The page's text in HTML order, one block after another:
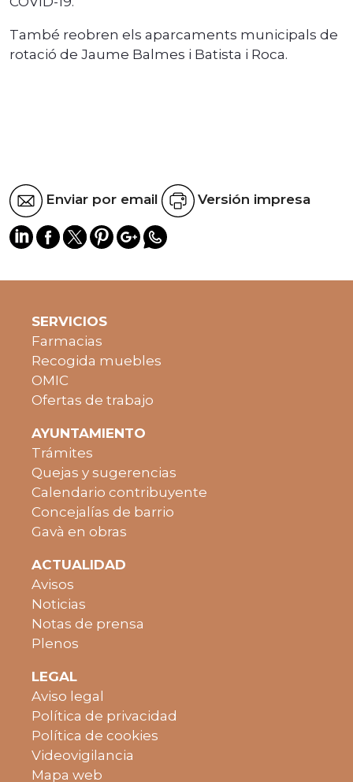
També reobren els aparcaments municipals de
rotació de Jaume Balmes i Batista i Roca.
Enviar por email Versión impresa
SERVICIOS
Farmacias
Recogida muebles
OMIC
Ofertas de trabajo
AYUNTAMIENTO
Trámites
Quejas y sugerencias
Calendario contribuyente
Concejalías de barrio
Gavà en obras
ACTUALIDAD
Avisos
Noticias
Notas de prensa
Plenos
LEGAL
Aviso legal
Política de privacidad
Política de cookies
Videovigilancia
Mapa web